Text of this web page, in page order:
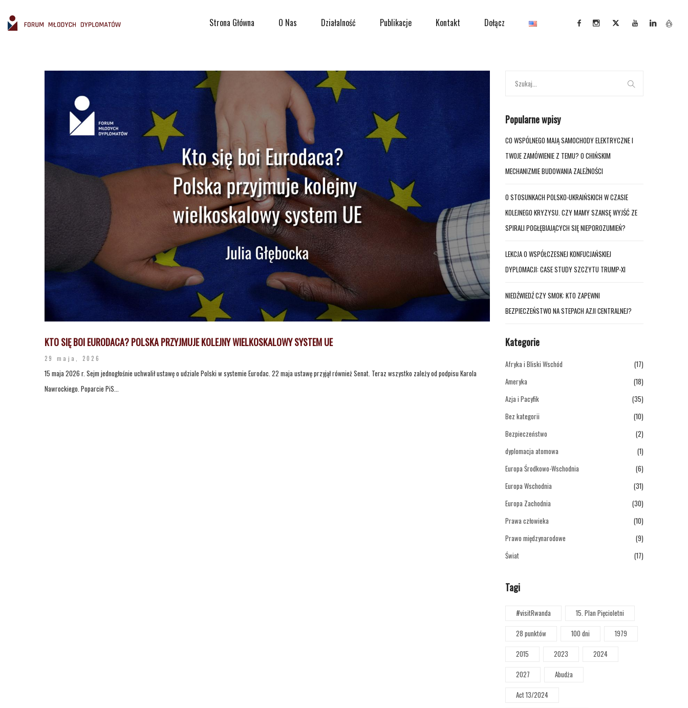
Strona Główna O Nas Działalność Publikacje Kontakt Dołącz
KTO SIĘ BOI EURODACA? POLSKA PRZYJMUJE KOLEJNY WIELKOSKALOWY SYSTEM UE
29 maja, 2026
15 maja 2026 r. Sejm jednogłośnie uchwalił ustawę o udziale Polski w systemie Eurodac. 22 maja ustawę przyjął również Senat. Teraz wszystko zależy od podpisu Karola
Nawrockiego. Poparcie PiS...
Popularne wpisy
CO WSPÓLNEGO MAJĄ SAMOCHODY ELEKTRYCZNE I
TWOJE ZAMÓWIENIE Z TEMU? O CHIŃSKIM
MECHANIZMIE BUDOWANIA ZALEŻNOŚCI
O STOSUNKACH POLSKO-UKRAIŃSKICH W CZASIE
KOLEJNEGO KRYZYSU. CZY MAMY SZANSĘ WYJŚĆ ZE
SPIRALI POGŁĘBIAJĄCYCH SIĘ NIEPOROZUMIEŃ?
LEKCJA O WSPÓŁCZESNEJ KONFUCJAŃSKIEJ
DYPLOMACJI: CASE STUDY SZCZYTU TRUMP-XI
NIEDŹWIEDŹ CZY SMOK: KTO ZAPEWNI
BEZPIECZEŃSTWO NA STEPACH AZJI CENTRALNEJ?
Kategorie
Afryka i Bliski Wschód
(17)
Ameryka
(18)
Azja i Pacyfik
(35)
Bez kategorii
(10)
Bezpieczeństwo
(2)
dyplomacja atomowa
(1)
Europa Środkowo-Wschodnia
(6)
Europa Wschodnia
(31)
Europa Zachodnia
(30)
Prawa człowieka
(10)
Prawo międzynarodowe
(9)
Świat
(17)
Tagi
#visitRwanda
15. Plan Pięcioletni
28 punktów
100 dni
1979
2015
2023
2024
2027
Abudża
Act 13/2024